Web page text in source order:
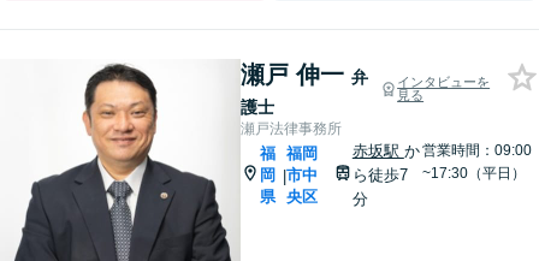
瀬戸 伸一 弁
護士
インタビューを
見る
瀬戸法律事務所
福
岡
県
|
福岡
市中
央区
赤坂駅 か
ら徒歩7
分
営業時間：09:00
~17:30（平日）